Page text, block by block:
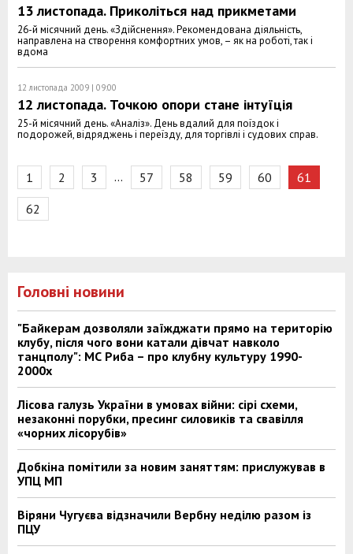
13 листопада. Приколіться над прикметами
26-й місячний день. «Здійснення». Рекомендована діяльність,
направлена на створення комфортних умов, – як на роботі, так і
вдома
12 листопада 2009 | 09:00
12 листопада. Точкою опори стане інтуїція
25-й місячний день. «Аналіз». День вдалий для поїздок і
подорожей, відряджень і переїзду, для торгівлі і судових справ.
1 2 3 … 57 58 59 60
61
62
Головні новини
"Байкерам дозволяли заїжджати прямо на територію
клубу, після чого вони катали дівчат навколо
танцполу": МС Риба – про клубну культуру 1990-
2000х
Лісова галузь України в умовах війни: сірі схеми,
незаконні порубки, пресинг силовиків та свавілля
«чорних лісорубів»
Добкіна помітили за новим заняттям: прислужував в
УПЦ МП
Віряни Чугуєва відзначили Вербну неділю разом із
ПЦУ